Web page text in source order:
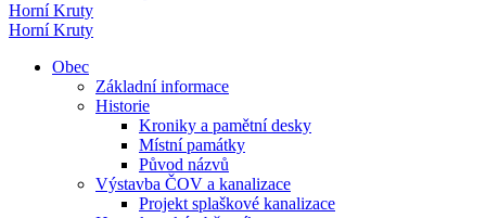
Horní Kruty
Horní Kruty
Obec
Základní informace
Historie
Kroniky a pamětní desky
Místní památky
Původ názvů
Výstavba ČOV a kanalizace
Projekt splaškové kanalizace